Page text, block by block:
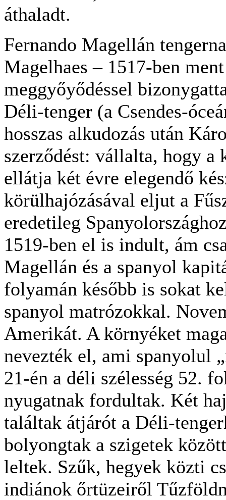
áthaladt.
Fernando Magellán
Magelhaes – 1517-ben
meggyőyődéssel
Déli-tenger (a Csendes-
hosszas alkudozás után
szerződést: vállalta, hogy
ellátja két évre elegendő
körülhajózásával eljut a
eredetileg
1519-ben el is indult, ám
Magellán és a spanyol
folyamán később is sokat
spanyol matrózokkal.
Amerikát. A környéket
nevezték el, ami spanyolul
21-én a déli szélesség 52.
nyugatnak fordultak. Két
találtak átjárót a Déli-
bolyongtak a szigetek
leltek. Szűk, hegyek közti
indiánok őrtüzeiről